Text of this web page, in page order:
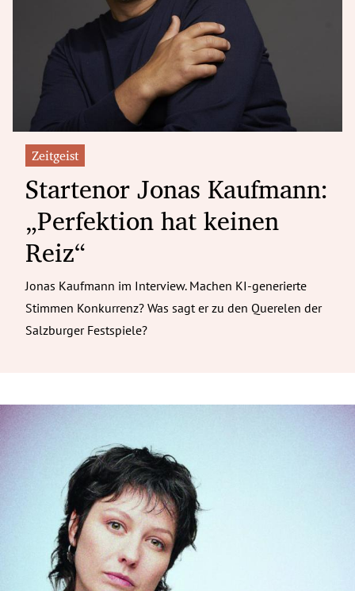
Zeitgeist
Startenor Jonas Kaufmann:
„Perfektion hat keinen
Reiz“
Jonas Kaufmann im Interview. Machen KI-generierte
Stimmen Konkurrenz? Was sagt er zu den Querelen der
Salzburger Festspiele?